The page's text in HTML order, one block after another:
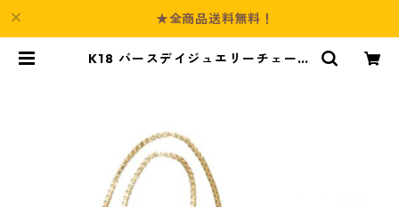
★全商品送料無料！
K18 バースデイジュエリーチェーン